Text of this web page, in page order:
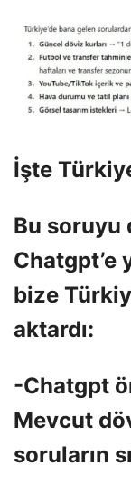
İşte
Bu soruyu
Chatgpt’e
bize
aktardı:
-Chatgpt
Mevcut
soruların